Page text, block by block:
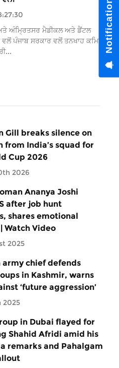
ਅੰਮ੍ਰਿਤਸਰ ਮੈਡੀਕਲ ਅਤੇ ਡੈਂਟਲ
ਪੰਜਾਬ ਸਰਕਾਰ ਵਲੋਂ ਤਨਖਾਹ ਕਮਿਸ਼ਨ
Gill breaks silence on
from India’s squad for
Cup 2026
2026
Ananya Joshi
after job hunt
shares emotional
Watch Video
2025
army chief defends
in Kashmir, warns
‘future aggression’
2025
in Dubai flayed for
Shahid Afridi amid his
remarks and Pahalgam